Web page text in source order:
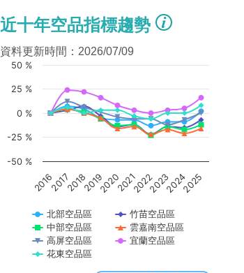
近十年空品指標趨勢
資料更新時間：2026/07/09
北部空品區
竹苗空品區
中部空品區
雲嘉南空品區
高屏空品區
宜蘭空品區
花東空品區
2016201720182019202020212022202320242025
-50 %
-25 %
0 %
25 %
50 %